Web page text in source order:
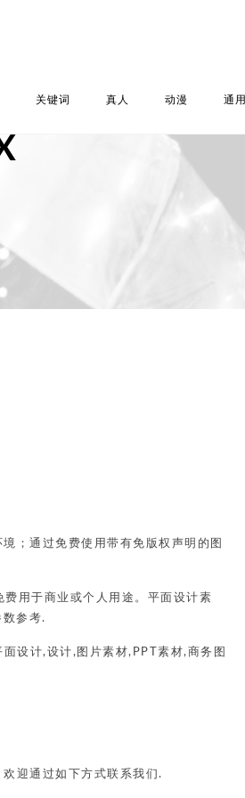
关键词 真人 动漫 通用
；通过免费使用带有免版权声明的图
用于商业或个人用途。平面设计素
参考.
设计,设计,图片素材,PPT素材,商务图
迎通过如下方式联系我们.